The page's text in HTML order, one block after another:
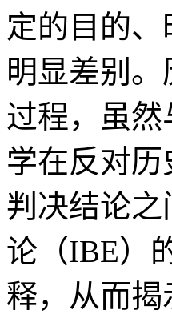
定的目的
明显差别
过程，虽
学在反对
判决结论
论（IBE）
释，从而